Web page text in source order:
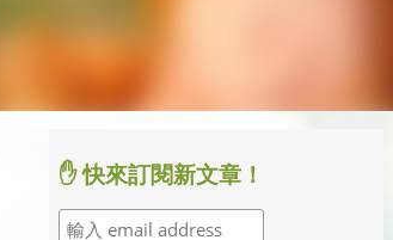
✋ 快來訂閱新文章！